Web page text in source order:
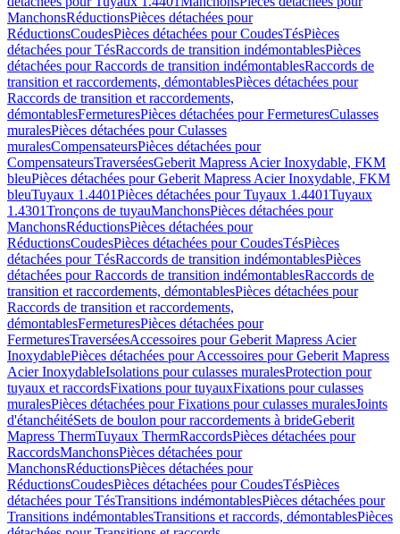
ManchonsRéductionsPièces détachées pour
RéductionsCoudesPièces détachées pour CoudesTésPièces
détachées pour TésRaccords de transition indémontablesPièces
détachées pour Raccords de transition indémontablesRaccords de
transition et raccordements, démontablesPièces détachées pour
Raccords de transition et raccordements,
démontablesFermeturesPièces détachées pour FermeturesCulasses
muralesPièces détachées pour Culasses
muralesCompensateursPièces détachées pour
CompensateursTraverséesGeberit Mapress Acier Inoxydable, FKM
bleuPièces détachées pour Geberit Mapress Acier Inoxydable, FKM
bleuTuyaux 1.4401Pièces détachées pour Tuyaux 1.4401Tuyaux
1.4301Tronçons de tuyauManchonsPièces détachées pour
ManchonsRéductionsPièces détachées pour
RéductionsCoudesPièces détachées pour CoudesTésPièces
détachées pour TésRaccords de transition indémontablesPièces
détachées pour Raccords de transition indémontablesRaccords de
transition et raccordements, démontablesPièces détachées pour
Raccords de transition et raccordements,
démontablesFermeturesPièces détachées pour
FermeturesTraverséesAccessoires pour Geberit Mapress Acier
InoxydablePièces détachées pour Accessoires pour Geberit Mapress
Acier InoxydableIsolations pour culasses muralesProtection pour
tuyaux et raccordsFixations pour tuyauxFixations pour culasses
muralesPièces détachées pour Fixations pour culasses muralesJoints
d'étanchéitéSets de boulon pour raccordements à brideGeberit
Mapress ThermTuyaux ThermRaccordsPièces détachées pour
RaccordsManchonsPièces détachées pour
ManchonsRéductionsPièces détachées pour
RéductionsCoudesPièces détachées pour CoudesTésPièces
détachées pour TésTransitions indémontablesPièces détachées pour
Transitions indémontablesTransitions et raccords, démontablesPièces